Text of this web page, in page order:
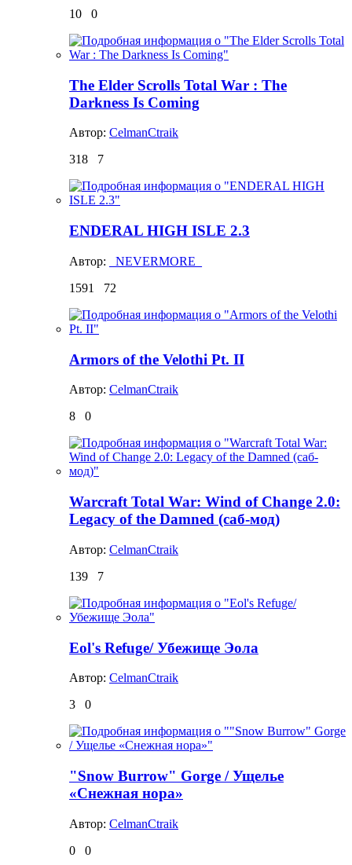
10
0
The Elder Scrolls Total War : The
Darkness Is Coming
Автор: CelmanCtraik
318
7
ENDERAL HIGH ISLE 2.3
Автор:
_NEVERMORE_
1591
72
Armors of the Velothi Pt. II
Автор: CelmanCtraik
8
0
Warcraft Total War: Wind of Change 2.0:
Legacy of the Damned (саб-мод)
Автор: CelmanCtraik
139
7
Eol's Refuge/ Убежище Эола
Автор: CelmanCtraik
3
0
"Snow Burrow" Gorge / Ущелье
«Снежная нора»
Автор: CelmanCtraik
0
0